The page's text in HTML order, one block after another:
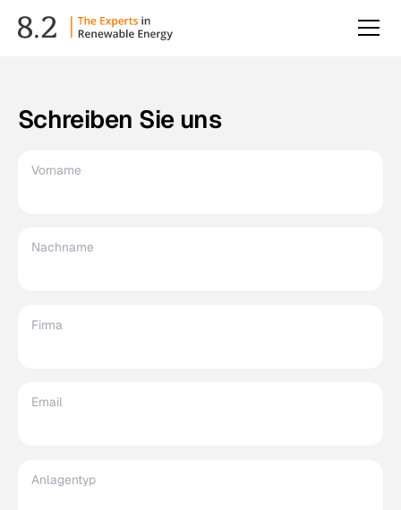
Schreiben Sie uns
Vorname
Nachname
Firma
Email
Anlagentyp